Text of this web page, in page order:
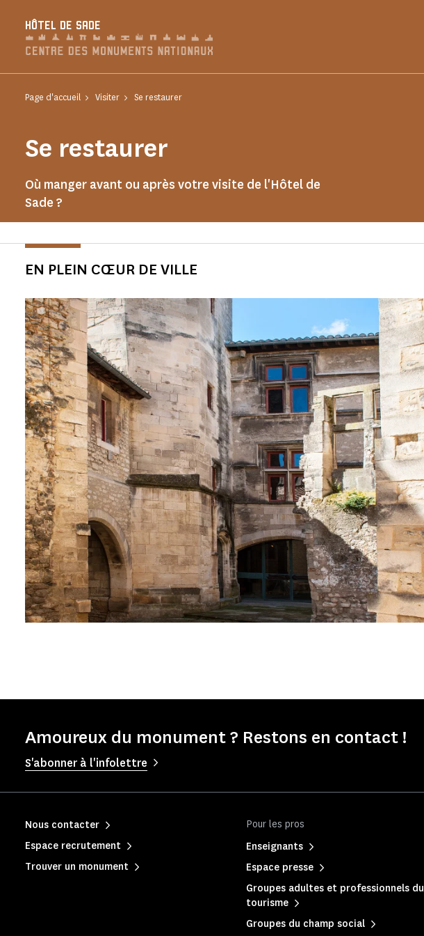
HÔTEL DE SADE
Page d'accueil Visiter Se restaurer
Se restaurer
Où manger avant ou après votre visite de l'Hôtel de
Sade ?
EN PLEIN CŒUR DE VILLE
Amoureux du monument ? Restons en contact !
S'abonner à l'infolettre
Pour les pros
Enseignants
Espace presse
Groupes adultes et professionnels du
tourisme
Groupes du champ social
Nous contacter
Espace recrutement
Trouver un monument